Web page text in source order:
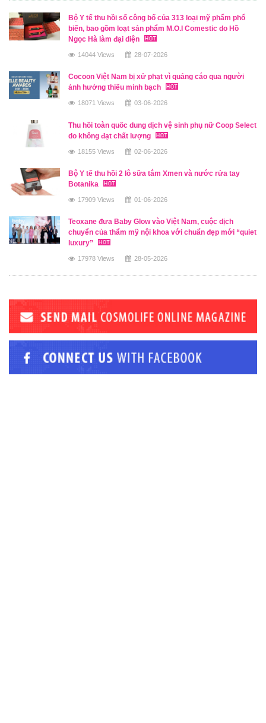
Bộ Y tế thu hồi số công bố của 313 loại mỹ phẩm phổ
biến, bao gồm loạt sản phẩm M.O.I Comestic do Hồ
Ngọc Hà làm đại diện
14044 Views 28-07-2026
Cocoon Việt Nam bị xử phạt vì quảng cáo qua người
ảnh hưởng thiếu minh bạch
18071 Views 03-06-2026
Thu hồi toàn quốc dung dịch vệ sinh phụ nữ Coop Select
do không đạt chất lượng
18155 Views 02-06-2026
Bộ Y tế thu hồi 2 lô sữa tắm Xmen và nước rửa tay
Botanika
17909 Views 01-06-2026
Teoxane đưa Baby Glow vào Việt Nam, cuộc dịch
chuyển của thẩm mỹ nội khoa với chuẩn đẹp mới “quiet
luxury”
17978 Views 28-05-2026